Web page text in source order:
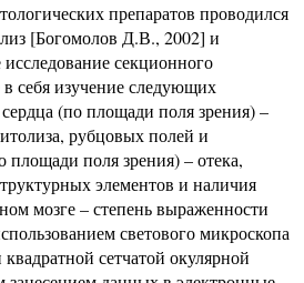
препаратов проводился
[Богомолов Д.В., 2002] и
секционного
себя изучение следующих
(по площади поля зрения) –
рубцовых полей и
площади поля зрения) – отека,
элементов и наличия
мозге – степень выраженности
светового микроскопа
сетчатой окулярной